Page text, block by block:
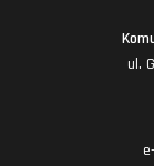
ul.